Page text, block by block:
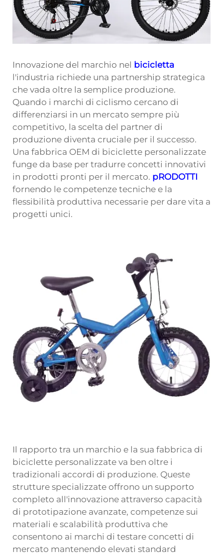
Innovazione del marchio nel bicicletta
l'industria richiede una partnership strategica
che vada oltre la semplice produzione.
Quando i marchi di ciclismo cercano di
differenziarsi in un mercato sempre più
competitivo, la scelta del partner di
produzione diventa cruciale per il successo.
Una fabbrica OEM di biciclette personalizzate
funge da base per tradurre concetti innovativi
in prodotti pronti per il mercato. pRODOTTI
fornendo le competenze tecniche e la
flessibilità produttiva necessarie per dare vita a
progetti unici.
Il rapporto tra un marchio e la sua fabbrica di
biciclette personalizzate va ben oltre i
tradizionali accordi di produzione. Queste
strutture specializzate offrono un supporto
completo all'innovazione attraverso capacità
di prototipazione avanzate, competenze sui
materiali e scalabilità produttiva che
consentono ai marchi di testare concetti di
mercato mantenendo elevati standard